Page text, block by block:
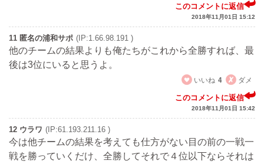
このコメントに返信
2018年11月01日 15:12
11 匿名の浦和サポ (IP:1.66.98.191 )
他のチームの結果よりも俺たちがこれから全勝すれば、最
後は3位にいると思うよ。
いいね 4 ダメ
このコメントに返信
2018年11月01日 15:42
12 ウラワ (IP:61.193.211.16 )
今は他チームの結果を考えても仕方がない目の前の一戦一
戦を勝っていくだけ、全勝してそれで４位以下ならそれは